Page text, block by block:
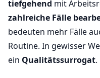
tiefgehend mit
zahlreiche Fälle
bedeuten mehr Fälle
Routine. In gewisser
ein Qualitätssurrogat.